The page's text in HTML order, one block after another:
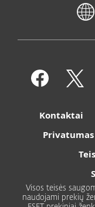
Kontaktai
Privatumas
Visos teisės
naudojami prekių